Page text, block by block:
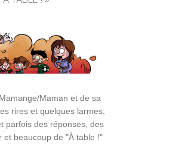
Maman et de sa
rires et quelques larmes,
parfois des réponses, des
et beaucoup de "À table !"